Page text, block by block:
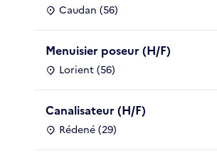
Caudan (56)
Menuisier poseur (H/F)
Lorient (56)
Canalisateur (H/F)
Rédené (29)